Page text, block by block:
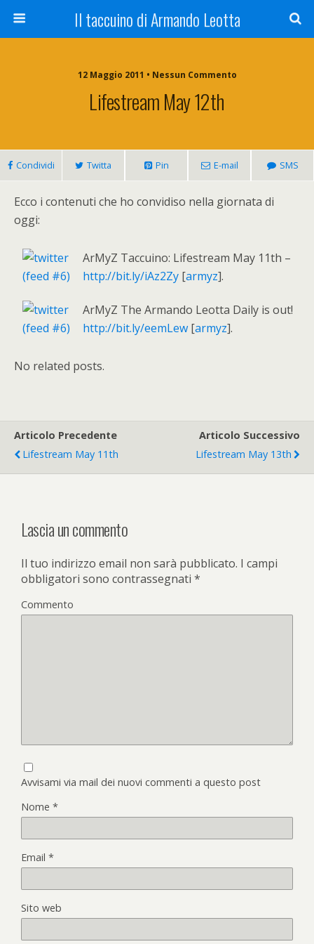
Il taccuino di Armando Leotta
12 Maggio 2011 • Nessun Commento
Lifestream May 12th
Condividi Twitta Pin E-mail SMS
Ecco i contenuti che ho convidiso nella giornata di
oggi:
ArMyZ Taccuino: Lifestream May 11th –
http://bit.ly/iAz2Zy [armyz].
ArMyZ The Armando Leotta Daily is out!
http://bit.ly/eemLew [armyz].
No related posts.
Articolo Precedente
Lifestream May 11th
Articolo Successivo
Lifestream May 13th
Lascia un commento
Il tuo indirizzo email non sarà pubblicato. I campi
obbligatori sono contrassegnati *
Commento
Avvisami via mail dei nuovi commenti a questo post
Nome *
Email *
Sito web